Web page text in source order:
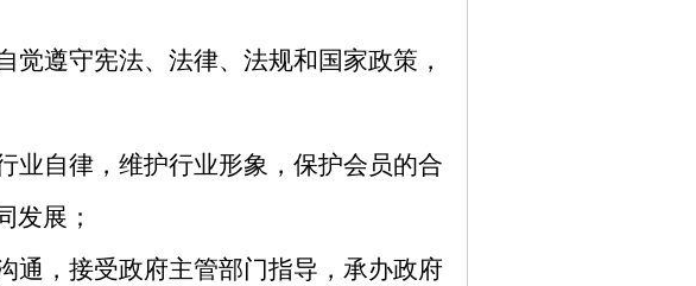
觉遵守宪法、法律、法规和国家政策，
业自律，维护行业形象，保护会员的合
发展；
通，接受政府主管部门指导，承办政府